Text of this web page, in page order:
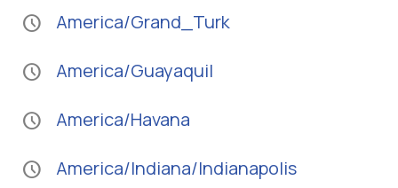
schedule America/Grand_Turk
schedule America/Guayaquil
schedule America/Havana
schedule America/Indiana/Indianapolis